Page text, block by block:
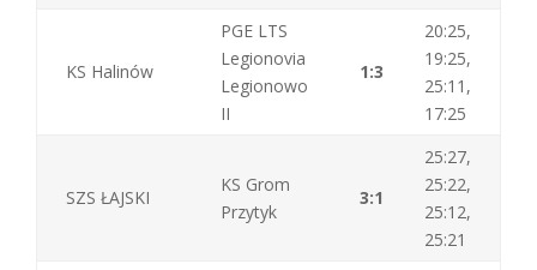
KS Halinów
PGE LTS
Legionovia
Legionowo
II
1:3
20:25,
19:25,
25:11,
17:25
SZS ŁAJSKI
KS Grom
Przytyk
3:1
25:27,
25:22,
25:12,
25:21